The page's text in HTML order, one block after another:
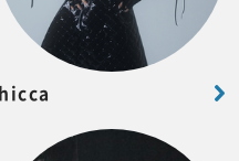
hicca